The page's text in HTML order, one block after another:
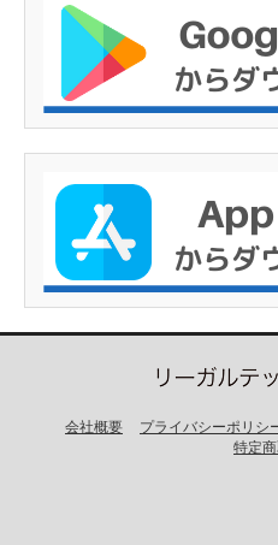
会社概要 プライバシーポリシ
特定